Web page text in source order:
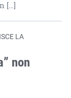
[…]
LA
non